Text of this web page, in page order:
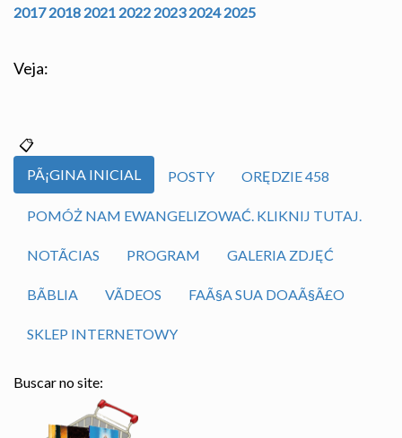
2017 2018 2021 2022 2023 2024 2025
Veja:
PÃ¡GINA INICIAL POSTY ORĘDZIE 458
POMÓŻ NAM EWANGELIZOWAĆ. KLIKNIJ TUTAJ.
NOTÃ­CIAS PROGRAM GALERIA ZDJĘĆ
BÃ­BLIA VÃ­DEOS FAÃ§A SUA DOAÃ§Ã£O
SKLEP INTERNETOWY
Buscar no site: